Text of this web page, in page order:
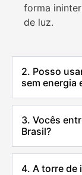
forma
de luz.
2. Posso
sem energia
3. Vocês
Brasil?
4. A torre de